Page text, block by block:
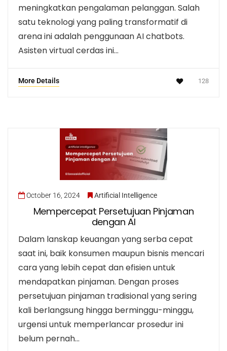
meningkatkan pengalaman pelanggan. Salah
satu teknologi yang paling transformatif di
arena ini adalah penggunaan AI chatbots.
Asisten virtual cerdas ini…
More Details 128
October 16, 2024 Artificial Intelligence
Mempercepat Persetujuan Pinjaman
dengan AI
Dalam lanskap keuangan yang serba cepat
saat ini, baik konsumen maupun bisnis mencari
cara yang lebih cepat dan efisien untuk
mendapatkan pinjaman. Dengan proses
persetujuan pinjaman tradisional yang sering
kali berlangsung hingga berminggu-minggu,
urgensi untuk memperlancar prosedur ini
belum pernah…